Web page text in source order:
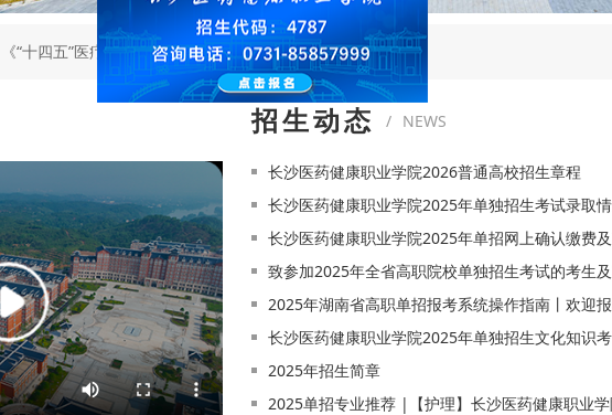
《“十四五”医疗装备产业发展规划》的通知
招生动态 / NEWS
长沙医药健康职业学院2026普通高校招生章程
长沙医药健康职业学院2025年单独招生考试录取
2025年招生简章
2025单招专业推荐 |【护理】长沙医药健康职业